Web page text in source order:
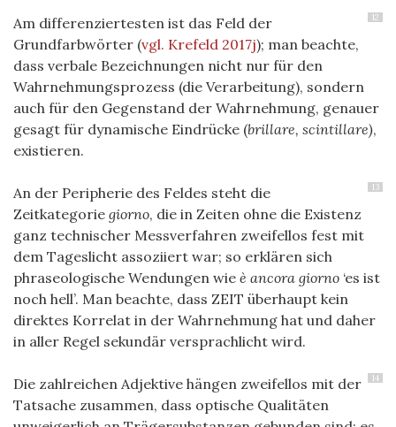
12
Am differenziertesten ist das Feld der
Grundfarbwörter (vgl. Krefeld 2017j); man beachte,
dass verbale Bezeichnungen nicht nur für den
Wahrnehmungsprozess (die Verarbeitung), sondern
auch für den Gegenstand der Wahrnehmung, genauer
gesagt für dynamische Eindrücke (brillare, scintillare),
existieren.
13
An der Peripherie des Feldes steht die
Zeitkategorie giorno, die in Zeiten ohne die Existenz
ganz technischer Messverfahren zweifellos fest mit
dem Tageslicht assoziiert war; so erklären sich
phraseologische Wendungen wie è ancora giorno ‘es ist
noch hell’. Man beachte, dass ZEIT überhaupt kein
direktes Korrelat in der Wahrnehmung hat und daher
in aller Regel sekundär versprachlicht wird.
14
Die zahlreichen Adjektive hängen zweifellos mit der
Tatsache zusammen, dass optische Qualitäten